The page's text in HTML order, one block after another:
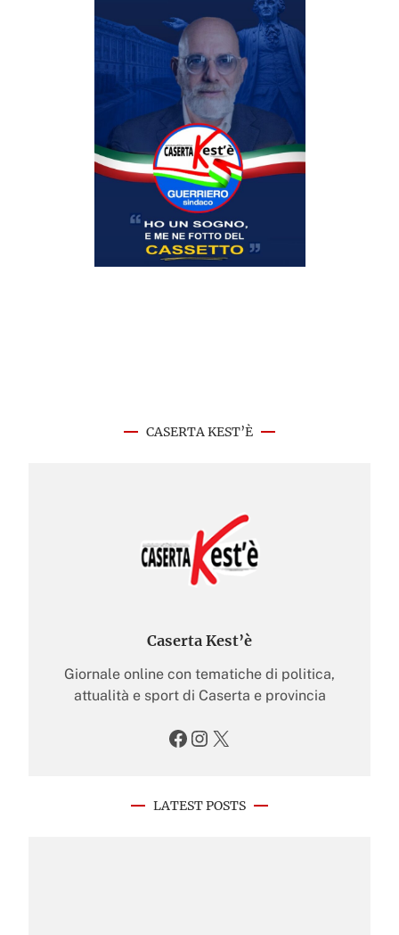
CASERTA KEST’È
Caserta Kest’è
Giornale online con tematiche di politica,
attualità e sport di Caserta e provincia
Facebook Instagram X
LATEST POSTS